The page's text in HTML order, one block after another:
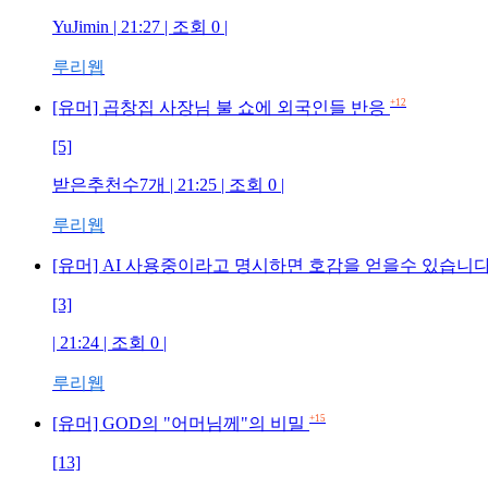
YuJimin | 21:27 | 조회 0 |
루리웹
[유머] 곱창집 사장님 불 쇼에 외국인들 반응 +12
[5]
받은추천수7개 | 21:25 | 조회 0 |
루리웹
[유머] AI 사용중이라고 명시하면 호감을 얻을수 있습니
[3]
| 21:24 | 조회 0 |
루리웹
[유머] GOD의 "어머님께"의 비밀 +15
[13]